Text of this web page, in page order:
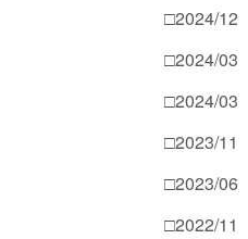
□2024/12
□2024/03
□2024/03
□2023/11
□2023/06
□2022/11